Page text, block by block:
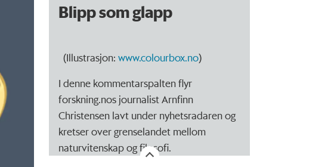
Blipp som glapp
(Illustrasjon:www.colourbox.no)
I denne kommentarspalten flyr
forskning.nos journalist Arnfinn
Christensen lavt under nyhetsradaren og
kretser over grenselandet mellom
naturvitenskap og filosofi.